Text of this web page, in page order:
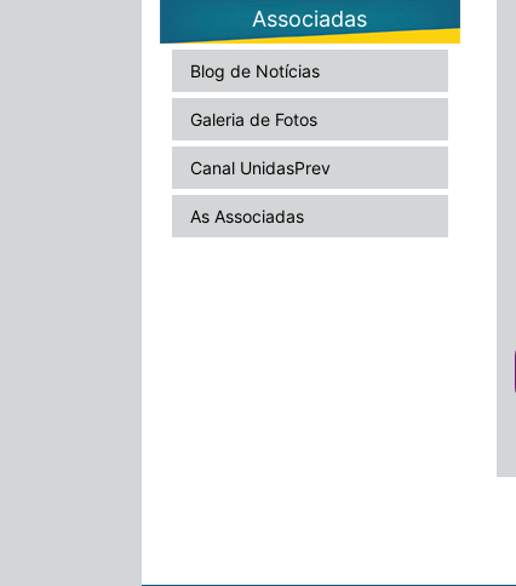
Associadas
Blog de Notícias
Galeria de Fotos
Canal UnidasPrev
As Associadas